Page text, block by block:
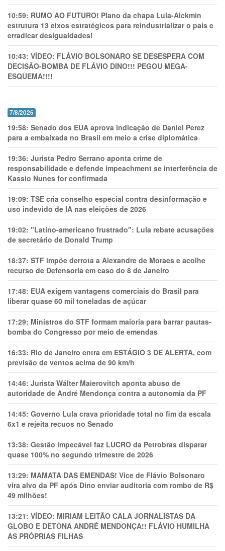
10:59: RUMO AO FUTURO! Plano da chapa Lula-Alckmin
estrutura 13 eixos estratégicos para reindustrializar o país e
erradicar desigualdades!
10:43: VÍDEO: FLÁVIO BOLSONARO SE DESESPERA COM
DECISÃO-BOMBA DE FLÁVIO DINO!!! PEGOU MEGA-
ESQUEMA!!!!
7/8/2026
19:58: Senado dos EUA aprova indicação de Daniel Perez
para a embaixada no Brasil em meio a crise diplomática
19:36: Jurista Pedro Serrano aponta crime de
responsabilidade e defende impeachment se interferência de
Kassio Nunes for confirmada
19:09: TSE cria conselho especial contra desinformação e
uso indevido de IA nas eleições de 2026
19:02: "Latino-americano frustrado": Lula rebate acusações
de secretário de Donald Trump
18:37: STF impõe derrota a Alexandre de Moraes e acolhe
recurso de Defensoria em caso do 8 de Janeiro
17:48: EUA exigem vantagens comerciais do Brasil para
liberar quase 60 mil toneladas de açúcar
17:29: Ministros do STF formam maioria para barrar pautas-
bomba do Congresso por meio de emendas
16:33: Rio de Janeiro entra em ESTÁGIO 3 DE ALERTA, com
previsão de ventos acima de 90 km/h
14:46: Jurista Wálter Maierovitch aponta abuso de
autoridade de André Mendonça contra a autonomia da PF
14:45: Governo Lula crava prioridade total no fim da escala
6x1 e rejeita recuos no Senado
13:38: Gestão impecável faz LUCRO da Petrobras disparar
quase 100% no segundo trimestre de 2026
13:29: MAMATA DAS EMENDAS! Vice de Flávio Bolsonaro
vira alvo da PF após Dino enviar auditoria com rombo de R$
49 milhões!
13:21: VÍDEO: MIRIAM LEITÃO CALA JORNALISTAS DA
GLOBO E DETONA ANDRÉ MENDONÇA!! FLÁVIO HUMILHA
AS PRÓPRIAS FILHAS